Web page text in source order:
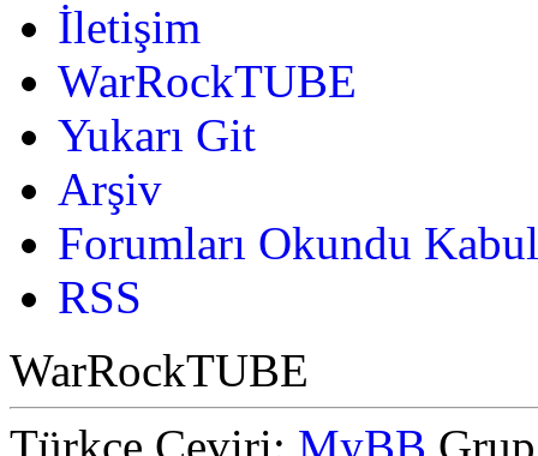
İletişim
WarRockTUBE
Yukarı Git
Arşiv
Forumları Okundu
RSS
WarRockTUBE